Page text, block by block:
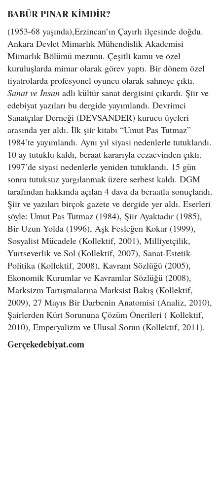
BABÜR PINAR KİMDİR?
(1953-68 yaşında),Erzincan’ın Çayırlı ilçesinde doğdu.
Ankara Devlet Mimarlık Mühendislik Akademisi
Mimarlık Bölümü mezunu. Çeşitli kamu ve özel
kuruluşlarda mimar olarak görev yaptı. Bir dönem özel
tiyatrolarda profesyonel oyuncu olarak sahneye çıktı.
Sanat ve İnsan adlı kültür sanat dergisini çıkardı. Şiir ve
edebiyat yazıları bu dergide yayımlandı. Devrimci
Sanatçılar Derneği (DEVSANDER) kurucu üyeleri
arasında yer aldı. İlk şiir kitabı “Umut Pas Tutmaz”
1984’te yayımlandı. Aynı yıl siyasi nedenlerle tutuklandı.
10 ay tutuklu kaldı, beraat kararıyla cezaevinden çıktı.
1997’de siyasi nedenlerle yeniden tutuklandı. 15 gün
sonra tutuksuz yargılanmak üzere serbest kaldı. DGM
tarafından hakkında açılan 4 dava da beraatla sonuçlandı.
Şiir ve yazıları birçok gazete ve dergide yer aldı. Eserleri
şöyle: Umut Pas Tutmaz (1984), Şiir Ayaktadır (1985),
Bir Uzun Yolda (1996), Aşk Fesleğen Kokar (1999),
Sosyalist Mücadele (Kollektif, 2001), Milliyetçilik,
Yurtseverlik ve Sol (Kollektif, 2007), Sanat-Estetik-
Politika (Kollektif, 2008), Kavram Sözlüğü (2005),
Ekonomik Kurumlar ve Kavramlar Sözlüğü (2008),
Marksizm Tartışmalarına Marksist Bakış (Kollektif,
2009), 27 Mayıs Bir Darbenin Anatomisi (Analiz, 2010),
Şairlerden Kürt Sorununa Çözüm Önerileri ( Kollektif,
2010), Emperyalizm ve Ulusal Sorun (Kollektif, 2011).
Gerçekedebiyat.com